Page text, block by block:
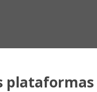
plataformas